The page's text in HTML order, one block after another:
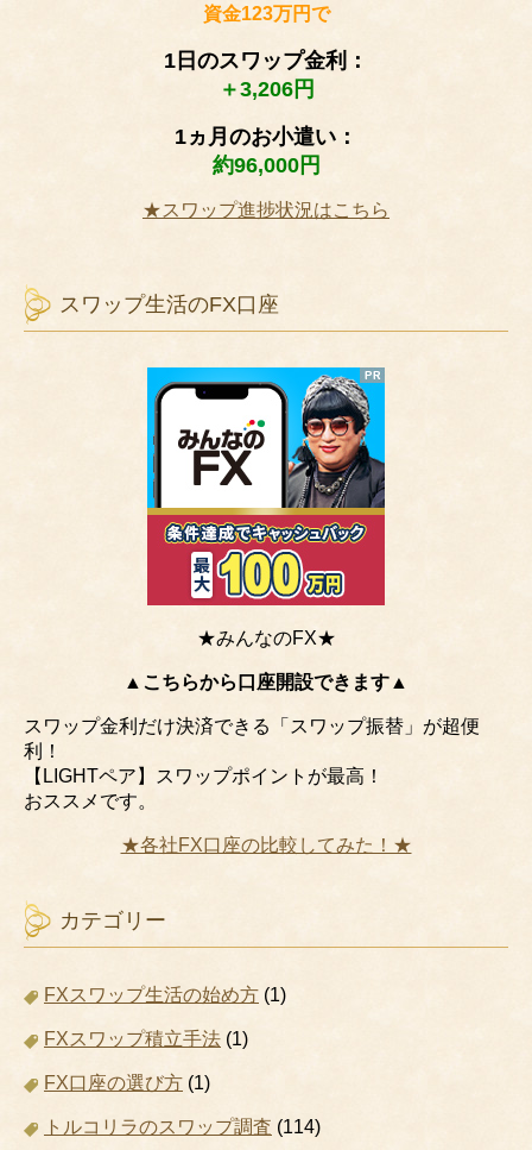
資金123万円で
1日のスワップ金利：
＋3,206円
1ヵ月のお小遣い：
約96,000円
★スワップ進捗状況はこちら
スワップ生活のFX口座
★みんなのFX★
▲こちらから口座開設できます▲
スワップ金利だけ決済できる「スワップ振替」が超便
利！
【LIGHTペア】スワップポイントが最高！
おススメです。
★各社FX口座の比較してみた！★
カテゴリー
FXスワップ生活の始め方 (1)
FXスワップ積立手法 (1)
FX口座の選び方 (1)
トルコリラのスワップ調査 (114)